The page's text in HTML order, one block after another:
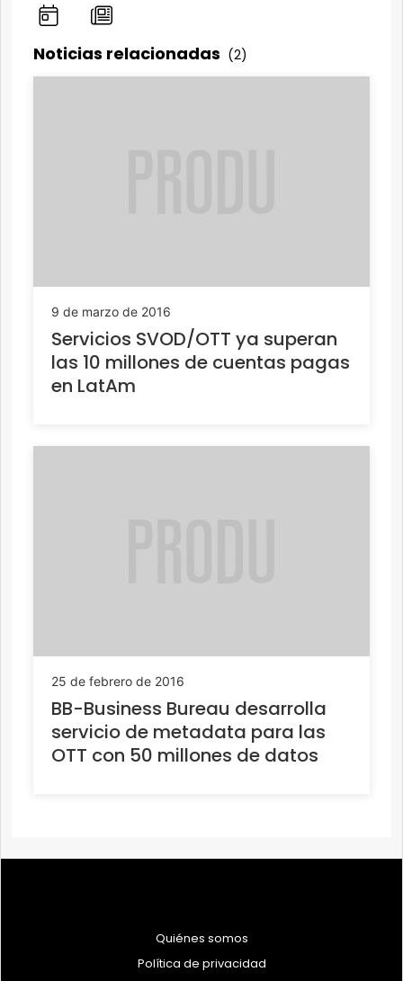
Noticias relacionadas (2)
9 de marzo de 2016
Servicios SVOD/OTT ya superan
las 10 millones de cuentas pagas
en LatAm
25 de febrero de 2016
BB-Business Bureau desarrolla
servicio de metadata para las
OTT con 50 millones de datos
Quiénes somos
Política de privacidad